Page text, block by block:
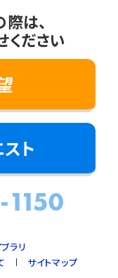
は、
ださい
ト
ラリ
サイトマップ